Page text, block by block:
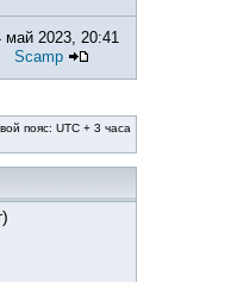
май 2023, 20:41
Scamp
пояс: UTC + 3 часа